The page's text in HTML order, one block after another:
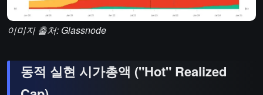
이미지 출처: Glassnode
동적 실현 시가총액 ("Hot" Realized